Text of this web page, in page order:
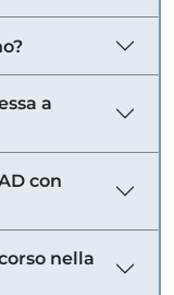
a
con
nella